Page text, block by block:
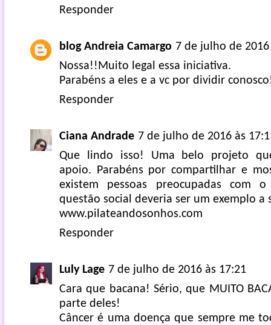
Responder
blog Andreia Camargo 7 de julho de 2016
Nossa!!Muito legal essa iniciativa.
Parabéns a eles e a vc por dividir
Responder
Ciana Andrade 7 de julho de 2016 às
Que lindo isso! Uma belo projeto
apoio. Parabéns por compartilhar e
existem pessoas preocupadas com
questão social deveria ser um exemplo a
www.pilateandosonhos.com
Responder
Luly Lage 7 de julho de 2016 às 17:21
Cara que bacana! Sério, que MUITO
parte deles!
Câncer é uma doença que sempre me